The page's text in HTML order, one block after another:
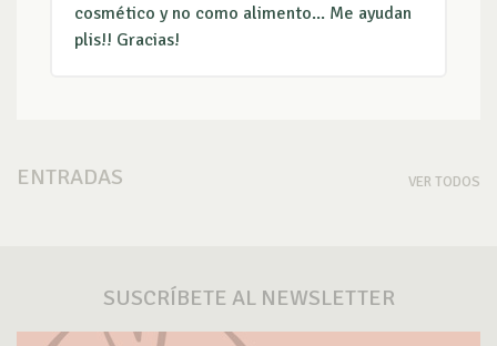
cosmético y no como alimento... Me ayudan
plis!! Gracias!
ENTRADAS VER TODOS
SUSCRÍBETE AL NEWSLETTER